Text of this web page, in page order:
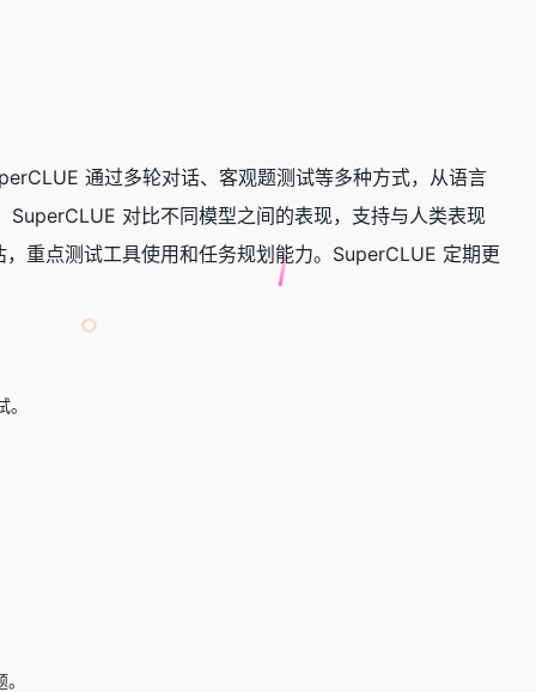
通过多轮对话、客观题测试等多种方式，从语言
对比不同模型之间的表现，支持与人类表现
重点测试工具使用和任务规划能力。SuperCLUE 定期更